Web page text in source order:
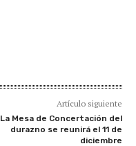
Artículo siguiente
La Mesa de Concertación del
durazno se reunirá el 11 de
diciembre